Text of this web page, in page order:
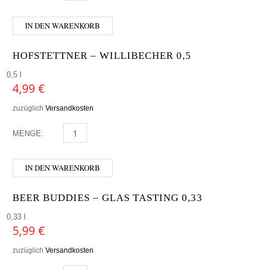
IN DEN WARENKORB
HOFSTETTNER – WILLIBECHER 0,5
0,5 l
4,99 €
zuzüglich Versandkosten
MENGE: HOFSTETTNER - WILLIBECHER 0,5 MENGE
IN DEN WARENKORB
BEER BUDDIES – GLAS TASTING 0,33
0,33 l
5,99 €
zuzüglich Versandkosten